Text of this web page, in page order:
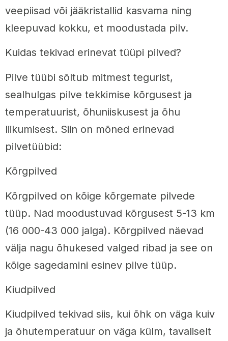
veepiisad või jääkristallid kasvama ning
kleepuvad kokku, et moodustada pilv.
Kuidas tekivad erinevat tüüpi pilved?
Pilve tüübi sõltub mitmest tegurist,
sealhulgas pilve tekkimise kõrgusest ja
temperatuurist, õhuniiskusest ja õhu
liikumisest. Siin on mõned erinevad
pilvetüübid:
Kõrgpilved
Kõrgpilved on kõige kõrgemate pilvede
tüüp. Nad moodustuvad kõrgusest 5-13 km
(16 000-43 000 jalga). Kõrgpilved näevad
välja nagu õhukesed valged ribad ja see on
kõige sagedamini esinev pilve tüüp.
Kiudpilved
Kiudpilved tekivad siis, kui õhk on väga kuiv
ja õhutemperatuur on väga külm, tavaliselt